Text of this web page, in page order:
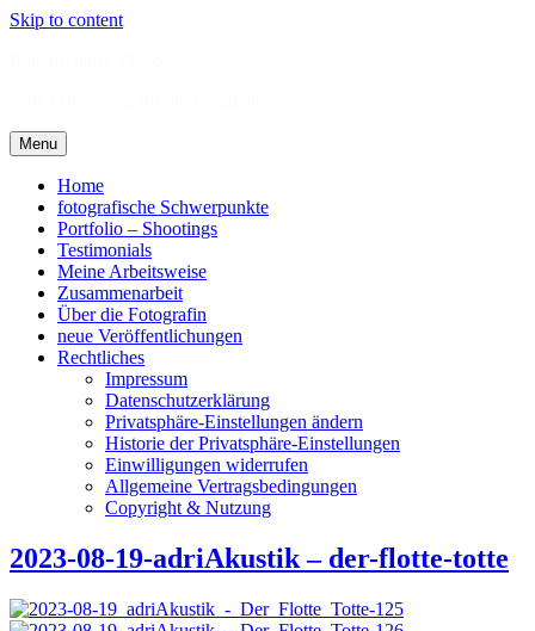
Skip to content
Menu
Home
fotografische Schwerpunkte
Portfolio – Shootings
Testimonials
Meine Arbeitsweise
Zusammenarbeit
Über die Fotografin
neue Veröffentlichungen
Rechtliches
Impressum
Datenschutzerklärung
Privatsphäre-Einstellungen ändern
Historie der Privatsphäre-Einstellungen
Einwilligungen widerrufen
Allgemeine Vertragsbedingungen
Copyright & Nutzung
2023-08-19-adriAkustik – der-flotte-totte